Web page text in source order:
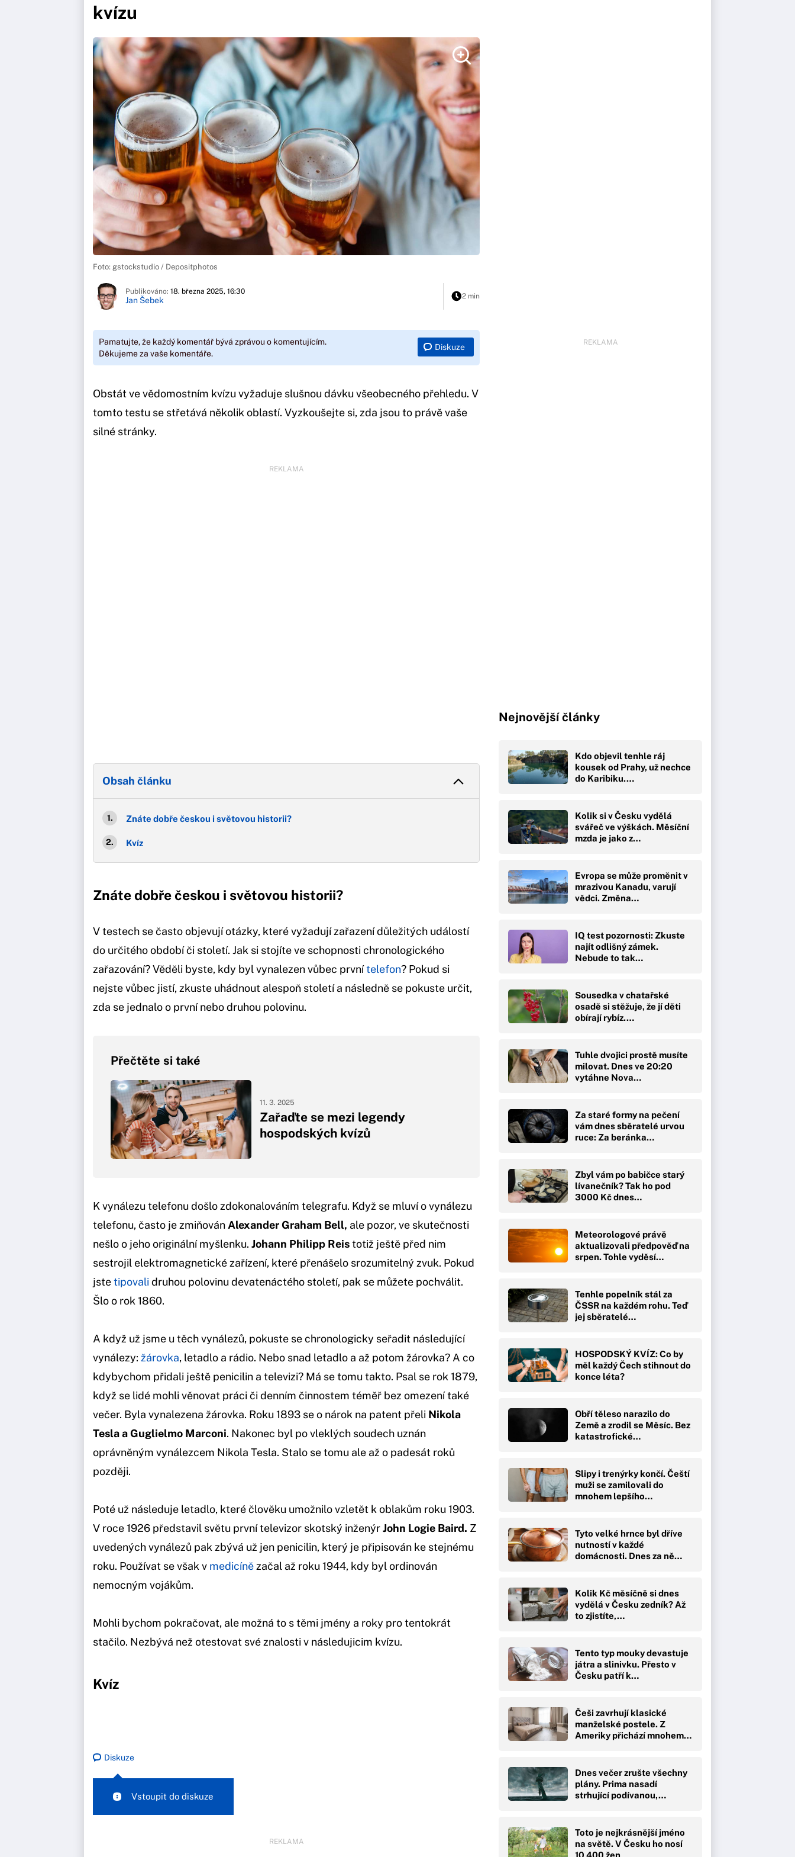
kvízu
Foto: gstockstudio / Depositphotos
Publikováno: 18. března 2025, 16:30
Jan Šebek 2 min
Pamatujte, že každý komentář bývá zprávou o komentujícím.
Děkujeme za vaše komentáře.
Diskuze
Obstát ve vědomostním kvízu vyžaduje slušnou dávku všeobecného přehledu. V
tomto testu se střetává několik oblastí. Vyzkoušejte si, zda jsou to právě vaše
silné stránky.
REKLAMA
Obsah článku
Znáte dobře českou i světovou historii?
Kvíz
Znáte dobře českou i světovou historii?
V testech se často objevují otázky, které vyžadují zařazení důležitých událostí
do určitého období či století. Jak si stojíte ve schopnosti chronologického
zařazování? Věděli byste, kdy byl vynalezen vůbec prvnítelefon? Pokud si
nejste vůbec jistí, zkuste uhádnout alespoň století a následně se pokuste určit,
zda se jednalo o první nebo druhou polovinu.
Přečtěte si také
Zařaďte se mezi legendy
hospodských kvízů
11. 3. 2025
K vynálezu telefonu došlo zdokonalováním telegrafu. Když se mluví o vynálezu
telefonu, často je zmiňovánAlexander Graham Bell, ale pozor, ve skutečnosti
nešlo o jeho originální myšlenku. Johann Philipp Reistotiž ještě před nim
sestrojil elektromagnetické zařízení, které přenášelo srozumitelný zvuk. Pokud
jstetipovali druhou polovinu devatenáctého století, pak se můžete pochválit.
Šlo o rok 1860.
A když už jsme u těch vynálezů, pokuste se chronologicky seřadit následující
vynálezy: žárovka, letadlo a rádio. Nebo snad letadlo a až potom žárovka? A co
kdybychom přidali ještě penicilin a televizi? Má se tomu takto. Psal se rok 1879,
když se lidé mohli věnovat práci či denním činnostem téměř bez omezení také
večer. Byla vynalezena žárovka. Roku 1893 se o nárok na patent přeli Nikola
Tesla aGuglielmo Marconi. Nakonec byl po vleklých soudech uznán
oprávněným vynálezcem Nikola Tesla. Stalo se tomu ale až o padesát roků
později.
Poté už následuje letadlo, které člověku umožnilo vzletět k oblakům roku 1903.
V roce 1926 představil světu první televizor skotský inženýrJohn Logie Baird. Z
uvedených vynálezů pak zbývá už jen penicilin, který je připisován ke stejnému
roku. Používat se však v medicínězačal až roku 1944, kdy byl ordinován
nemocným vojákům.
Mohli bychom pokračovat, ale možná to s těmi jmény a roky pro tentokrát
stačilo. Nezbývá než otestovat své znalosti v následujicim kvízu.
Kvíz
Diskuze
Vstoupit do diskuze
REKLAMA
REKLAMA
Nejnovější články
Kdo objevil tenhle ráj
kousek od Prahy, už nechce
do Karibiku.…
Kolik si v Česku vydělá
svářeč ve výškách. Měsíční
mzda je jako z…
Evropa se může proměnit v
mrazivou Kanadu, varují
vědci. Změna…
IQ test pozornosti: Zkuste
najít odlišný zámek.
Nebude to tak…
Sousedka v chatařské
osadě si stěžuje, že jí děti
obírají rybíz.…
Tuhle dvojici prostě musíte
milovat. Dnes ve 20:20
vytáhne Nova…
Za staré formy na pečení
vám dnes sběratelé urvou
ruce: Za beránka…
Zbyl vám po babičce starý
lívanečník? Tak ho pod
3000 Kč dnes…
Meteorologové právě
aktualizovali předpověď na
srpen. Tohle vyděsí…
Tenhle popelník stál za
ČSSR na každém rohu. Teď
jej sběratelé…
HOSPODSKÝ KVÍZ: Co by
měl každý Čech stihnout do
konce léta?
Obří těleso narazilo do
Země a zrodil se Měsíc. Bez
katastrofické…
Slipy i trenýrky končí. Čeští
muži se zamilovali do
mnohem lepšího…
Tyto velké hrnce byl dříve
nutností v každé
domácnosti. Dnes za ně…
Kolik Kč měsíčně si dnes
vydělá v Česku zedník? Až
to zjistíte,…
Tento typ mouky devastuje
játra a slinivku. Přesto v
Česku patří k…
Češi zavrhují klasické
manželské postele. Z
Ameriky přichází mnohem…
Dnes večer zrušte všechny
plány. Prima nasadí
strhující podívanou,…
Toto je nejkrásnější jméno
na světě. V Česku ho nosí
10 400 žen